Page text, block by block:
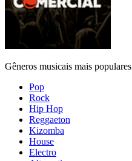
Gêneros musicais mais populares
Pop
Rock
Hip Hop
Reggaeton
Kizomba
House
Electro